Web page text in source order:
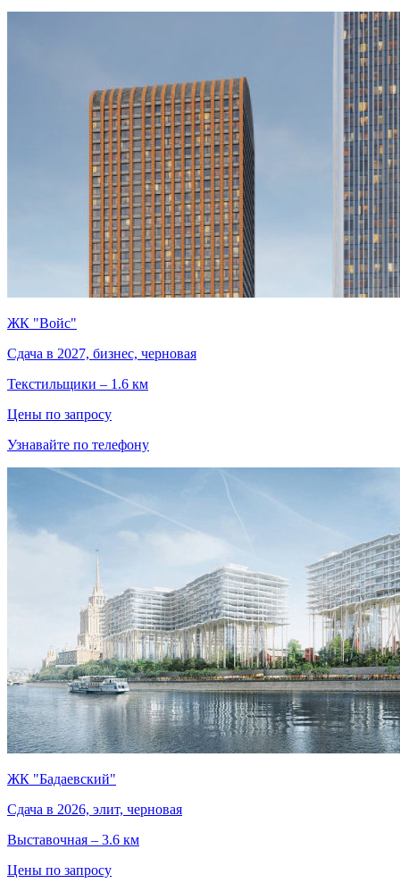
ЖК "Войс"
Сдача в 2027, бизнес, черновая
Текстильщики – 1.6 км
Цены по запросу
Узнавайте по телефону
ЖК "Бадаевский"
Сдача в 2026, элит, черновая
Выставочная – 3.6 км
Цены по запросу